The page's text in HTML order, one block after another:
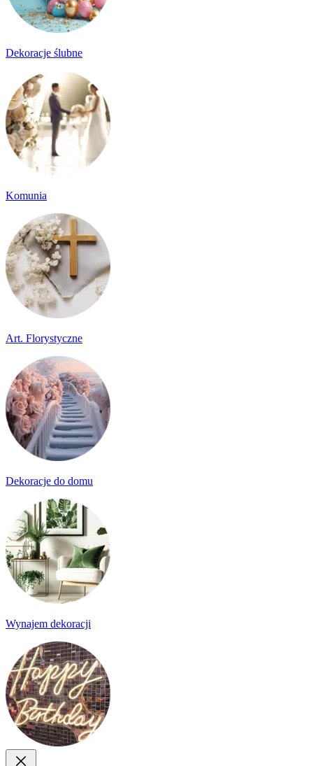
Dekoracje ślubne
Komunia
Art. Florystyczne
Dekoracje do domu
Wynajem dekoracji